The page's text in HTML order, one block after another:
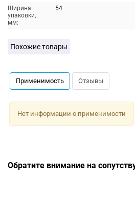
Ширина
упаковки,
мм:
54
Похожие товары
Применимость Отзывы
Нет информации о применимости
Обратите внимание на